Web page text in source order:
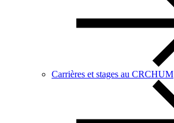
Carrières et stages au CRCHUM